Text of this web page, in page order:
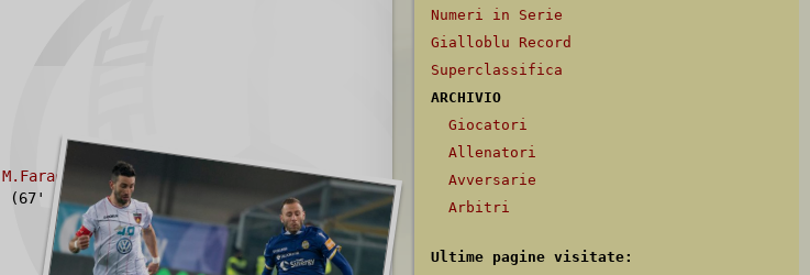
M.Faraoni ,S.Gustafson
(67'R.Matos),
Numeri in Serie
Gialloblu Record
Superclassifica
ARCHIVIO
Giocatori
Allenatori
Avversarie
Arbitri
Ultime pagine visitate: